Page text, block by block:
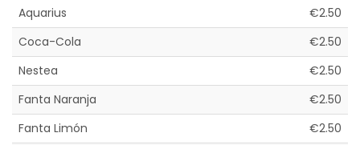
Aquarius
€2.50
Coca-Cola
€2.50
Nestea
€2.50
Fanta Naranja
€2.50
Fanta Limón
€2.50